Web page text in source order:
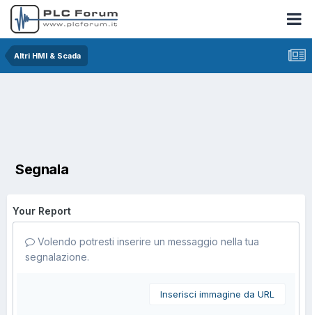
Altri HMI & Scada
Segnala
Your Report
Volendo potresti inserire un messaggio nella tua
segnalazione.
Inserisci immagine da URL